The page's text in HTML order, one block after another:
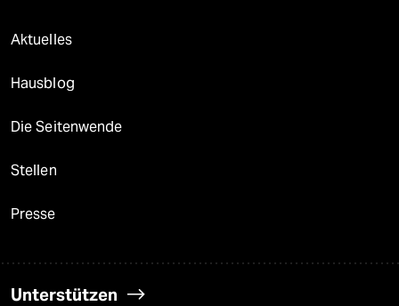
Aktuelles
Hausblog
Die Seitenwende
Stellen
Presse
Unterstützen